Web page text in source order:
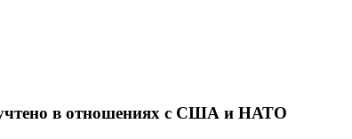
в отношениях с США и НАТО